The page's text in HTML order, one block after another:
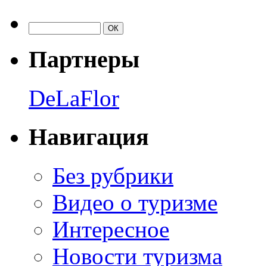
Партнеры
DeLaFlor
Навигация
Без рубрики
Видео о туризме
Интересное
Новости туризма